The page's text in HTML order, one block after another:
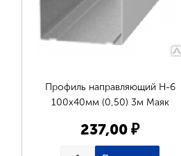
Профиль направляющий Н-6
100х40мм (0,50) 3м Маяк
237,00 ₽